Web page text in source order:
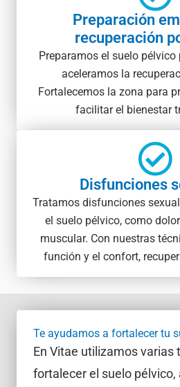
Preparación
recuperación
Preparamos el suelo
aceleramos la
Fortalecemos la zona para
facilitar el bienestar
Disfunciones
Tratamos disfunciones
el suelo pélvico, como
muscular. Con nuestras
función y el confort,
Te ayudamos a fortalecer tu
En Vitae utilizamos varias
fortalecer el suelo pélvico,